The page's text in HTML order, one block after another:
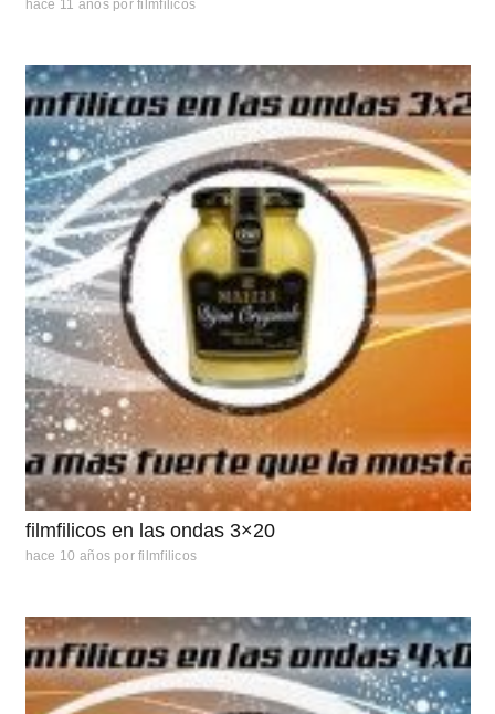
hace 11 años por filmfilicos
filmfilicos en las ondas 3×20
hace 10 años por filmfilicos